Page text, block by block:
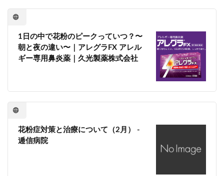
1日の中で花粉のピークっていつ？〜
朝と夜の違い〜｜アレグラFX アレル
ギー専用鼻炎薬｜久光製薬株式会社
花粉症対策と治療について（2月） -
逓信病院